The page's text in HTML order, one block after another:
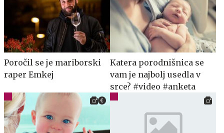
Poročil se je mariborski
raper Emkej
Katera porodnišnica se
vam je najbolj usedla v
srce? #video #anketa